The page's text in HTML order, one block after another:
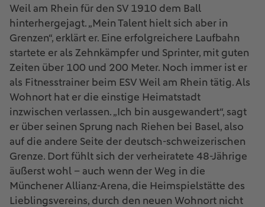
Weil am Rhein für den SV 1910 dem Ball
hinterhergejagt. „Mein Talent hielt sich aber in
Grenzen“, erklärt er. Eine erfolgreichere Laufbahn
startete er als Zehnkämpfer und Sprinter, mit guten
Zeiten über 100 und 200 Meter. Noch immer ist er
als Fitnesstrainer beim ESV Weil am Rhein tätig. Als
Wohnort hat er die einstige Heimatstadt
inzwischen verlassen. „Ich bin ausgewandert“, sagt
er über seinen Sprung nach Riehen bei Basel, also
auf die andere Seite der deutsch-schweizerischen
Grenze. Dort fühlt sich der verheiratete 48-Jährige
äußerst wohl – auch wenn der Weg in die
Münchener Allianz-Arena, die Heimspielstätte des
Lieblingsvereins, durch den neuen Wohnort nicht